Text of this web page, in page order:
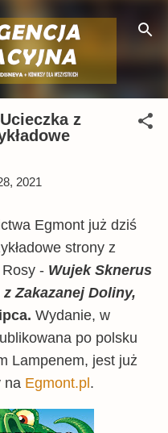
zawartości
z
2021
Egmont już dziś
strony z
- Wujek Sknerus
Zakazanej Doliny,
Wydanie, w
po polsku
Lampenem, jest już
na Egmont.pl.